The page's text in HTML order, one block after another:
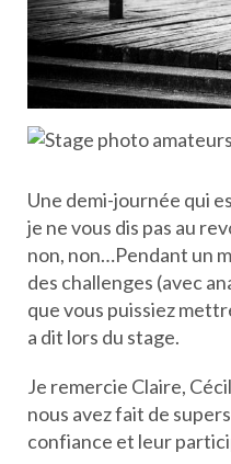
Une demi-journée qui
je ne vous dis pas au
non, non…Pendant un
des challenges (avec
que vous puissiez
a dit lors du stage.
Je remercie Claire,
nous avez fait de
confiance et leur